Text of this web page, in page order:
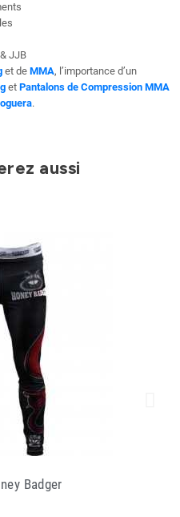
JJB
et de MMA, l’importance d’un
et Pantalons de Compression MMA
.
aussi
Badger